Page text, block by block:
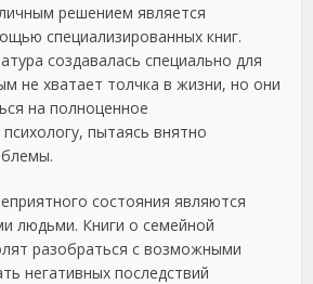
решением является
специализированных книг.
создавалась специально для
не хватает толчка в жизни, но они
на полноценное
пытаясь внятно
состояния являются
людьми. Книги о семейной
разобраться с возможными
негативных последствий